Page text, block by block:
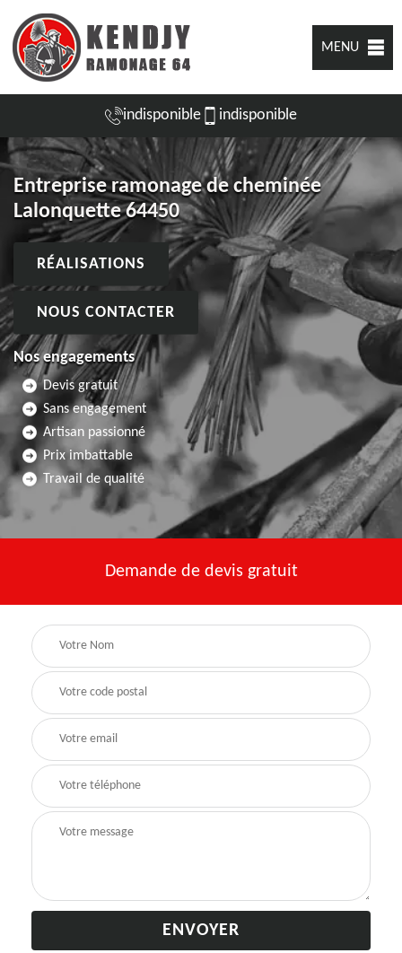
MENU
indisponible indisponible
Entreprise ramonage de cheminée
Lalonquette 64450
RÉALISATIONS
NOUS CONTACTER
Nos engagements
Devis gratuit
Sans engagement
Artisan passionné
Prix imbattable
Travail de qualité
Demande de devis gratuit